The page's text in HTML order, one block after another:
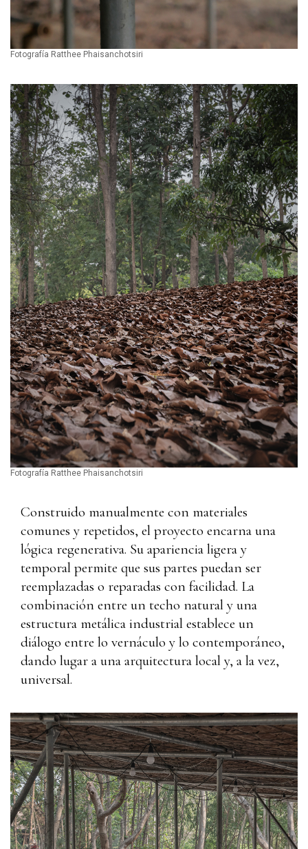
Fotografía Ratthee Phaisanchotsiri
Fotografía Ratthee Phaisanchotsiri
Construido manualmente con materiales
comunes y repetidos, el proyecto encarna una
lógica regenerativa. Su apariencia ligera y
temporal permite que sus partes puedan ser
reemplazadas o reparadas con facilidad. La
combinación entre un techo natural y una
estructura metálica industrial establece un
diálogo entre lo vernáculo y lo contemporáneo,
dando lugar a una arquitectura local y, a la vez,
universal.